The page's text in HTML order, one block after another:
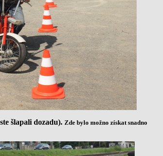
šlapali dozadu). Zde bylo možno získat snadno